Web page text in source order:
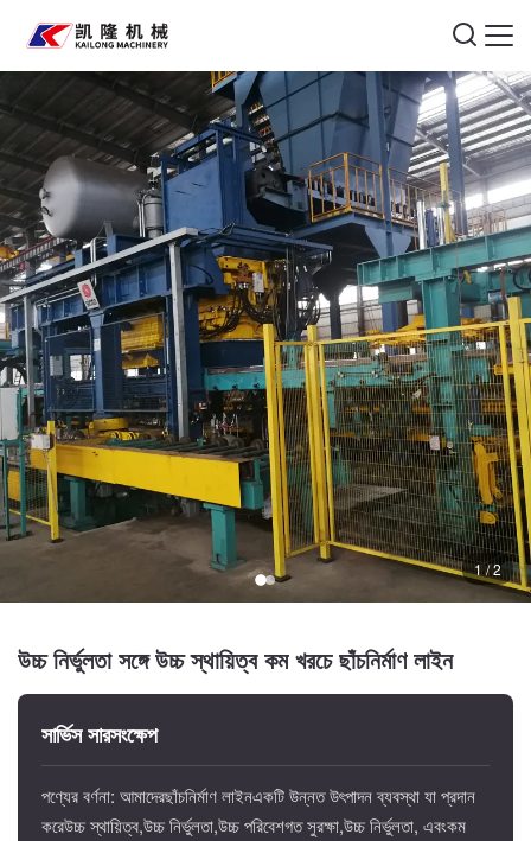
1 / 2
উচ্চ নির্ভুলতা সঙ্গে উচ্চ স্থায়িত্ব কম খরচে ছাঁচনির্মাণ লাইন
সার্ভিস সারসংক্ষেপ
পণ্যের বর্ণনা: আমাদেরছাঁচনির্মাণ লাইনএকটি উন্নত উৎপাদন ব্যবস্থা যা প্রদান
করেউচ্চ স্থায়িত্ব,উচ্চ নির্ভুলতা,উচ্চ পরিবেশগত সুরক্ষা,উচ্চ নির্ভুলতা, এবংকম